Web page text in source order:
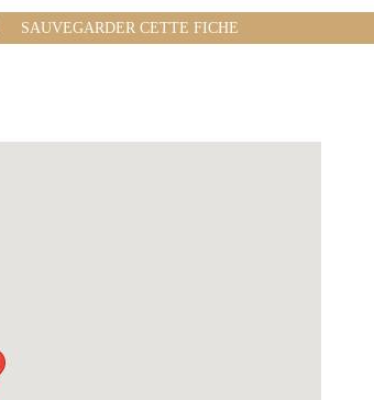
SAUVEGARDER CETTE FICHE